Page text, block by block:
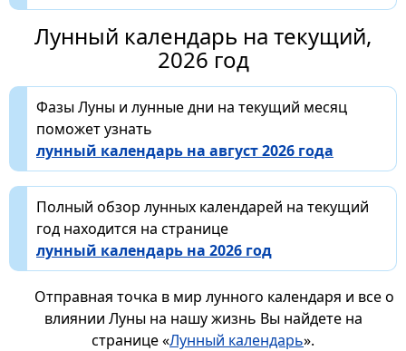
Лунный календарь на текущий,
2026 год
Фазы Луны и лунные дни на текущий месяц
поможет узнать
лунный календарь на август 2026 года
Полный обзор лунных календарей на текущий
год находится на странице
лунный календарь на 2026 год
Отправная точка в мир лунного календаря и все о
влиянии Луны на нашу жизнь Вы найдете на
странице «Лунный календарь».